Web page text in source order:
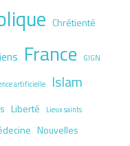
Chrétienté
France GIGN
artificielle Islam
Liberté Lieux saints
Nouvelles